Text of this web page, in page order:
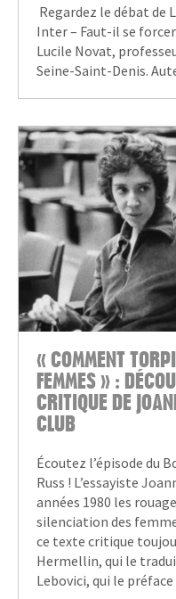
Regardez le débat de
Inter – Faut-il se forcer
Lucile Novat,
Seine-Saint-Denis.
« COMMENT
FEMMES » :
CRITIQUE DE
CLUB
Écoutez l’épisode du
Russ ! L’essayiste
années 1980 les
silenciation des
ce texte critique
Hermellin, qui le
Lebovici, qui le préface